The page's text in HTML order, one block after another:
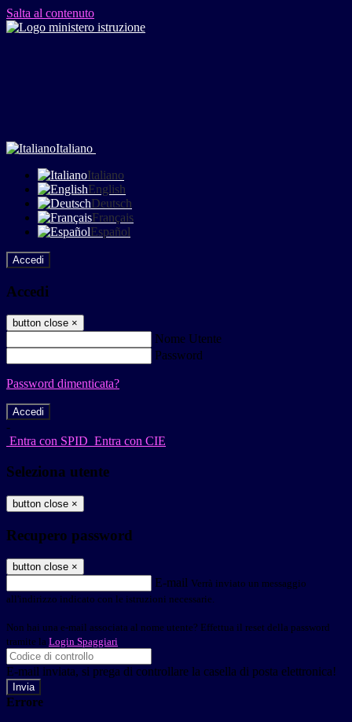
Salta al contenuto
Italiano
Italiano
English
Deutsch
Français
Español
Accedi
Accedi
button close ×
Nome Utente
Password
Password dimenticata?
-
Entra con SPID Entra con CIE
Seleziona utente
button close ×
Recupero password
button close ×
E-mail Verrà inviato un messaggio
all'indirizzo indicato con le istruzioni necessarie.
Non hai una e-mail associata al nome utente? Effettua il reset della password
tramite la Login Spaggiari
E-mail inviata, si prega di controllare la casella di posta elettronica!
Errore